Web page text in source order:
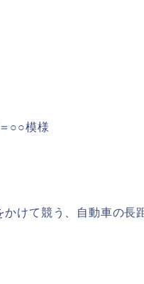
○○模様
かけて競う、自動車の長